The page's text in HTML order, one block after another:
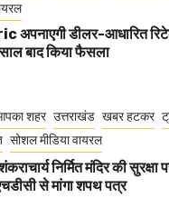
डीलर-आधारित
बाद किया फैसला
शहर उत्तराखंड खबर हटकर
सोशल मीडिया वायरल
निर्मित मंदिर की सुरक्षा
से मांगा शपथ पत्र